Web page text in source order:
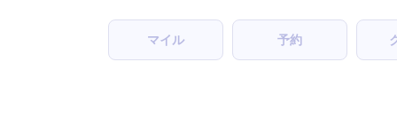
マイル 予約